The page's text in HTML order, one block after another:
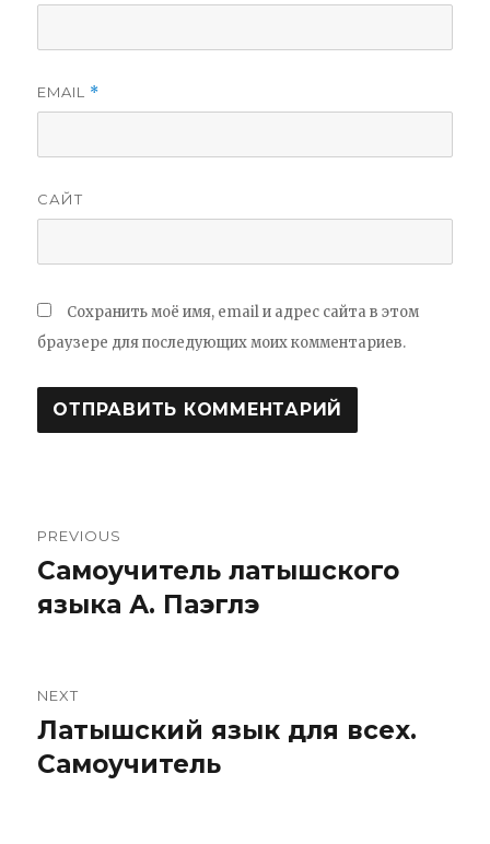
EMAIL *
САЙТ
Сохранить моё имя, email и адрес сайта в этом
браузере для последующих моих комментариев.
Навигация
по
PREVIOUS
Previous
post:
Самоучитель латышского
языка А. Паэглэ
NEXT
Next
post:
Латышский язык для всех.
Самоучитель